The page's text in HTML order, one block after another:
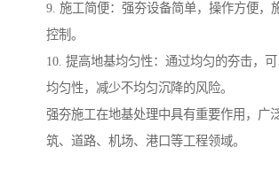
9. 施工简便：强夯设备简单，操作方便，
控制。
10. 提高地基均匀性：通过均匀的夯击，
均匀性，减少不均匀沉降的风险。
强夯施工在地基处理中具有重要作用，广
筑、道路、机场、港口等工程领域。